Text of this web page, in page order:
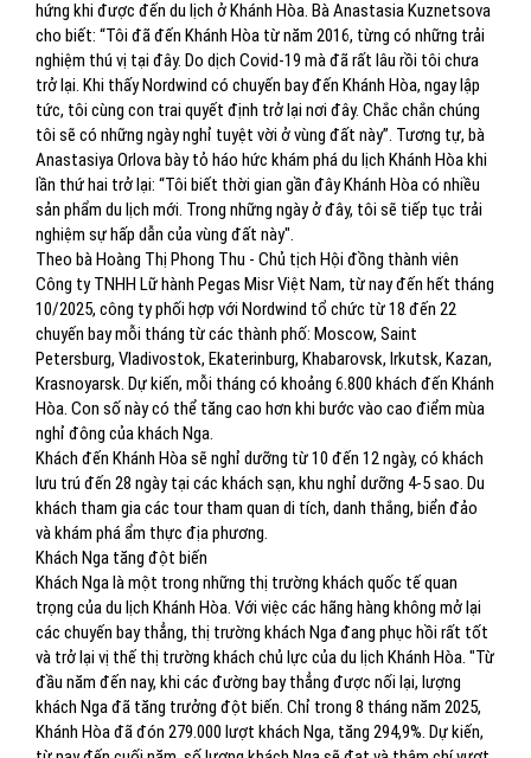
hứng khi được đến du lịch ở Khánh Hòa. Bà Anastasia Kuznetsova
cho biết: “Tôi đã đến Khánh Hòa từ năm 2016, từng có những trải
nghiệm thú vị tại đây. Do dịch Covid-19 mà đã rất lâu rồi tôi chưa
trở lại. Khi thấy Nordwind có chuyến bay đến Khánh Hòa, ngay lập
tức, tôi cùng con trai quyết định trở lại nơi đây. Chắc chắn chúng
tôi sẽ có những ngày nghỉ tuyệt vời ở vùng đất này”. Tương tự, bà
Anastasiya Orlova bày tỏ háo hức khám phá du lịch Khánh Hòa khi
lần thứ hai trở lại: “Tôi biết thời gian gần đây Khánh Hòa có nhiều
sản phẩm du lịch mới. Trong những ngày ở đây, tôi sẽ tiếp tục trải
nghiệm sự hấp dẫn của vùng đất này".
Theo bà Hoàng Thị Phong Thu - Chủ tịch Hội đồng thành viên
Công ty TNHH Lữ hành Pegas Misr Việt Nam, từ nay đến hết tháng
10/2025, công ty phối hợp với Nordwind tổ chức từ 18 đến 22
chuyến bay mỗi tháng từ các thành phố: Moscow, Saint
Petersburg, Vladivostok, Ekaterinburg, Khabarovsk, Irkutsk, Kazan,
Krasnoyarsk. Dự kiến, mỗi tháng có khoảng 6.800 khách đến Khánh
Hòa. Con số này có thể tăng cao hơn khi bước vào cao điểm mùa
nghỉ đông của khách Nga.
Khách đến Khánh Hòa sẽ nghỉ dưỡng từ 10 đến 12 ngày, có khách
lưu trú đến 28 ngày tại các khách sạn, khu nghỉ dưỡng 4-5 sao. Du
khách tham gia các tour tham quan di tích, danh thắng, biển đảo
và khám phá ẩm thực địa phương.
Khách Nga tăng đột biến
Khách Nga là một trong những thị trường khách quốc tế quan
trọng của du lịch Khánh Hòa. Với việc các hãng hàng không mở lại
các chuyến bay thẳng, thị trường khách Nga đang phục hồi rất tốt
và trở lại vị thế thị trường khách chủ lực của du lịch Khánh Hòa. "Từ
đầu năm đến nay, khi các đường bay thẳng được nối lại, lượng
khách Nga đã tăng trưởng đột biến. Chỉ trong 8 tháng năm 2025,
Khánh Hòa đã đón 279.000 lượt khách Nga, tăng 294,9%. Dự kiến,